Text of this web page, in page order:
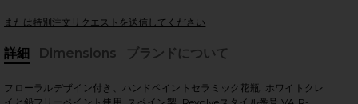
または特別注文リクエストを送信してください
詳細
Dimensions ブランドについて
フローラルデザイン付き、ハンドペイントセラミック花瓶. ホワイトクレ